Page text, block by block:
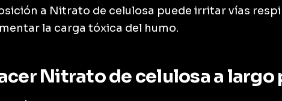
a Nitrato de celulosa puede irritar vías
la carga tóxica del humo.
Nitrato de celulosa a largo